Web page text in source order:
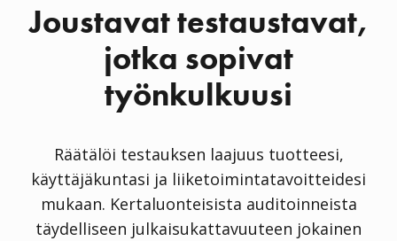
Joustavat testaustavat,
jotka sopivat
työnkulkuusi
Räätälöi testauksen laajuus tuotteesi,
käyttäjäkuntasi ja liiketoimintatavoitteidesi
mukaan. Kertaluonteisista auditoinneista
täydelliseen julkaisukattavuuteen jokainen